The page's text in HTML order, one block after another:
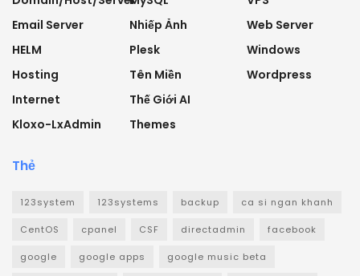
Email Server
HELM
Hosting
Internet
Kloxo-LxAdmin
Nhiếp Ảnh
Plesk
Tên Miền
Thế Giới AI
Themes
Web Server
Windows
Wordpress
Thẻ
123system 123systems backup ca si ngan khanh
CentOS cpanel CSF directadmin facebook
google google apps google music beta